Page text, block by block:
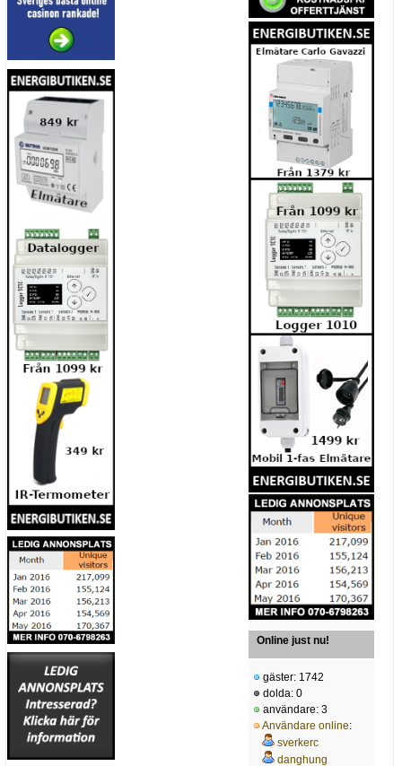
Online just nu!
gäster: 1742
dolda: 0
användare: 3
Användare online:
sverkerc
danghung